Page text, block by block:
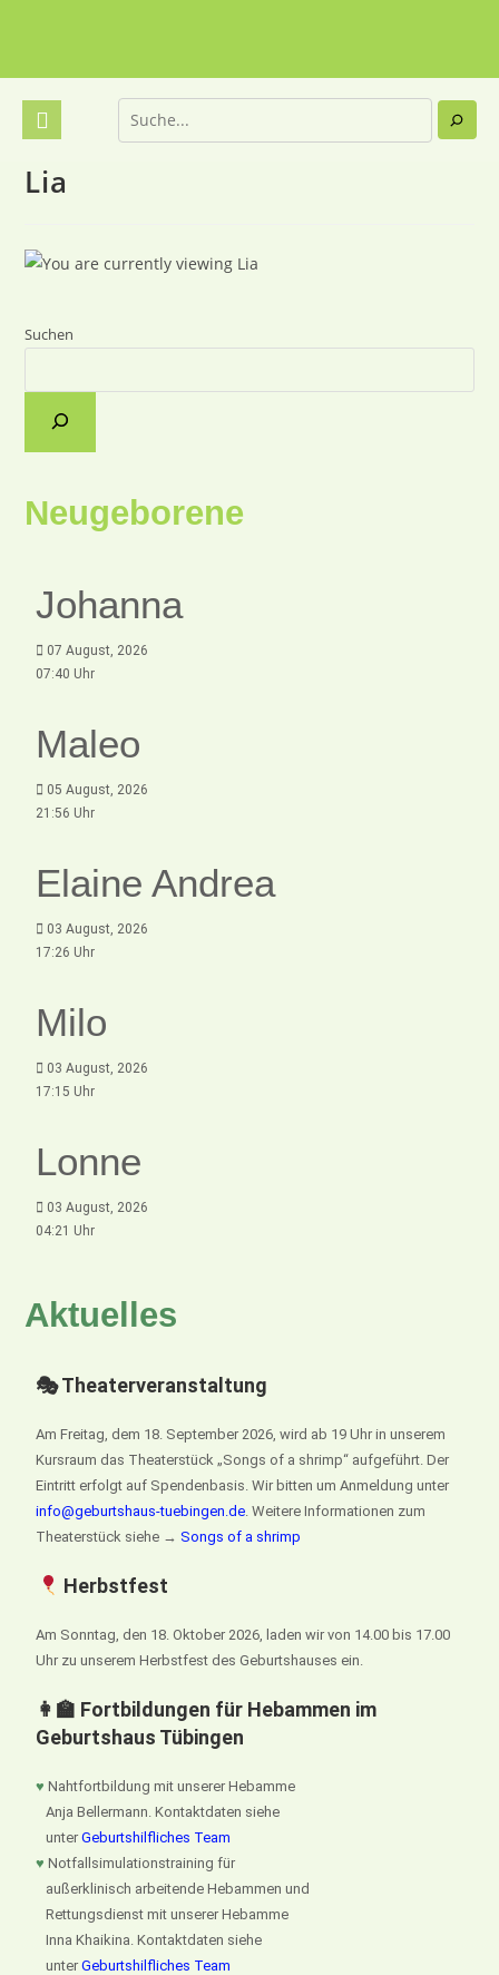
Lia
Suchen
Neugeborene
Johanna
07 August, 2026
07:40 Uhr
Maleo
05 August, 2026
21:56 Uhr
Elaine Andrea
03 August, 2026
17:26 Uhr
Milo
03 August, 2026
17:15 Uhr
Lonne
03 August, 2026
04:21 Uhr
Aktuelles
🎭 Theaterveranstaltung
Am Freitag, dem 18. September 2026, wird ab 19 Uhr in unserem
Kursraum das Theaterstück „Songs of a shrimp“ aufgeführt. Der
Eintritt erfolgt auf Spendenbasis. Wir bitten um Anmeldung unter
info@geburtshaus-tuebingen.de . Weitere Informationen zum
Theaterstück siehe →Songs of a shrimp
Herbstfest
Am Sonntag, den 18. Oktober 2026, laden wir von 14.00 bis 17.00
Uhr zu unserem Herbstfest des Geburtshauses ein.
👩‍🏫 Fortbildungen für Hebammen im
Geburtshaus Tübingen
♥ Nahtfortbildung mit unserer Hebamme
Anja Bellermann. Kontaktdaten siehe
unterGeburtshilfliches Team
♥ Notfallsimulationstraining für
außerklinisch arbeitende Hebammen und
Rettungsdienst mit unserer Hebamme
Inna Khaikina. Kontaktdaten siehe
unterGeburtshilfliches Team